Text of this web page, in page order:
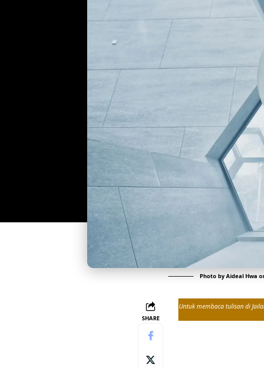
Photo byAideal Hwa
SHARE
Untuk membaca tulisan di